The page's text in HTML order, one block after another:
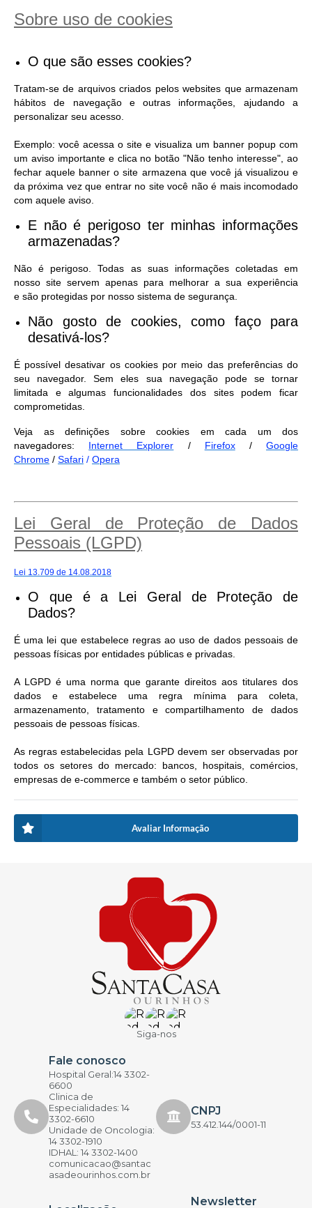
Sobre uso de cookies
O que são esses cookies?
Tratam-se de arquivos criados pelos websites que armazenam
hábitos de navegação e outras informações, ajudando a
personalizar seu acesso.
Exemplo: você acessa o site e visualiza um banner popup com
um aviso importante e clica no botão "Não tenho interesse", ao
fechar aquele banner o site armazena que você já visualizou e
da próxima vez que entrar no site você não é mais incomodado
com aquele aviso.
E não é perigoso ter minhas informações
armazenadas?
Não é perigoso. Todas as suas informações coletadas em
nosso site servem apenas para melhorar a sua experiência
e são protegidas por nosso sistema de segurança.
Não gosto de cookies, como faço para
desativá-los?
É possível desativar os cookies por meio das preferências do
seu navegador. Sem eles sua navegação pode se tornar
limitada e algumas funcionalidades dos sites podem ficar
comprometidas.
Veja as definições sobre cookies em cada um dos
navegadores: Internet Explorer / Firefox/Google
Chrome / Safari / Opera
Lei Geral de Proteção de Dados
Pessoais (LGPD)
Lei 13.709 de 14.08.2018
O que é a Lei Geral de Proteção de
Dados?
É uma lei que estabelece regras ao uso de dados pessoais de
pessoas físicas por entidades públicas e privadas.
A LGPD é uma norma que garante direitos aos titulares dos
dados e estabelece uma regra mínima para coleta,
armazenamento, tratamento e compartilhamento de dados
pessoais de pessoas físicas.
As regras estabelecidas pela LGPD devem ser observadas por
todos os setores do mercado: bancos, hospitais, comércios,
empresas de e-commerce e também o setor público.
Avaliar Informação
Siga-nos
Fale conosco
Hospital Geral:14 3302-
6600
Clinica de
Especialidades: 14
3302-6610
Unidade de Oncologia:
14 3302-1910
IDHAL: 14 3302-1400
comunicacao@santac
asadeourinhos.com.br
CNPJ
53.412.144/0001-11
Newsletter